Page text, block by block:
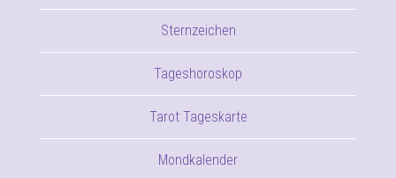
Sternzeichen
Tageshoroskop
Tarot Tageskarte
Mondkalender